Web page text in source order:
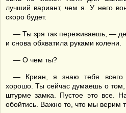
лучший вариант, чем я. У него
скоро будет.
— Ты зря так переживаешь, —
и снова обхватила руками колени.
— О чем ты?
— Криан, я знаю тебя всего
хорошо. Ты сейчас думаешь о том,
штурме замка. Пустое это все.
обойтись. Важно то, что мы верим